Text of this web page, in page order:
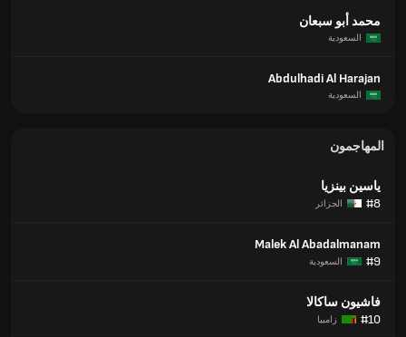
محمد أبو سبعان
السعودية
Abdulhadi Al Harajan
السعودية
المهاجمون
ياسين بينزيا
#8
الجزائر
Malek Al Abadalmanam
#9
السعودية
فاشيون ساكالا
#10
زامبيا